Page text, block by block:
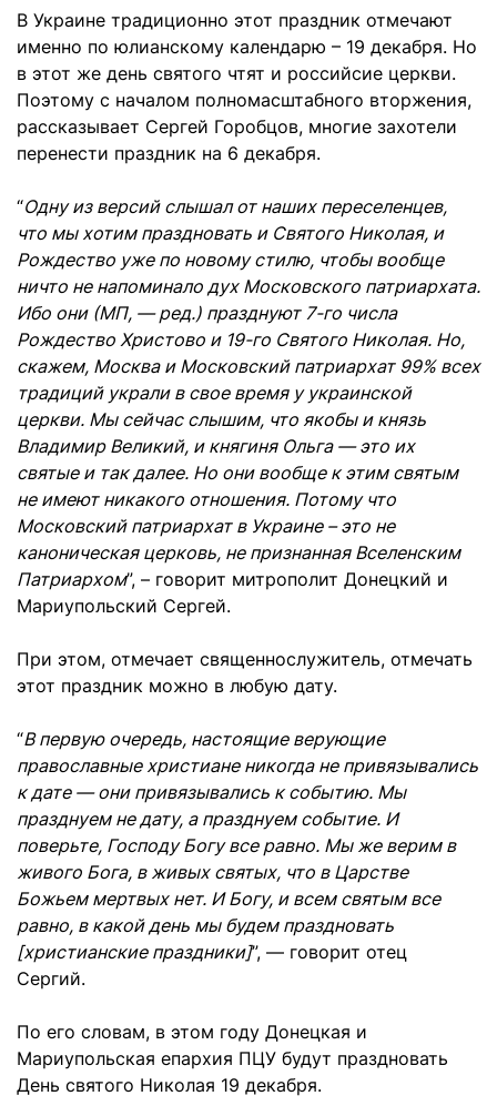
В Украине традиционно этот праздник отмечают
именно по юлианскому календарю – 19 декабря. Но
в этот же день святого чтят и российсие церкви.
Поэтому с началом полномасштабного вторжения,
рассказывает Сергей Горобцов, многие захотели
перенести праздник на 6 декабря.
“Одну из версий слышал от наших переселенцев,
что мы хотим праздновать и Святого Николая, и
Рождество уже по новому стилю, чтобы вообще
ничто не напоминало дух Московского патриархата.
Ибо они (МП, — ред.) празднуют 7-го числа
Рождество Христово и 19-го Святого Николая. Но,
скажем, Москва и Московский патриархат 99% всех
традиций украли в свое время у украинской
церкви. Мы сейчас слышим, что якобы и князь
Владимир Великий, и княгиня Ольга — это их
святые и так далее. Но они вообще к этим святым
не имеют никакого отношения. Потому что
Московский патриархат в Украине – это не
каноническая церковь, не признанная Вселенским
Патриархом”, – говорит митрополит Донецкий и
Мариупольский Сергей.
При этом, отмечает священнослужитель, отмечать
этот праздник можно в любую дату.
“В первую очередь, настоящие верующие
православные христиане никогда не привязывались
к дате — они привязывались к событию. Мы
празднуем не дату, а празднуем событие. И
поверьте, Господу Богу все равно. Мы же верим в
живого Бога, в живых святых, что в Царстве
Божьем мертвых нет. И Богу, и всем святым все
равно, в какой день мы будем праздновать
[христианские праздники]”, — говорит отец
Сергий.
По его словам, в этом году Донецкая и
Мариупольская епархия ПЦУ будут праздновать
День святого Николая 19 декабря.